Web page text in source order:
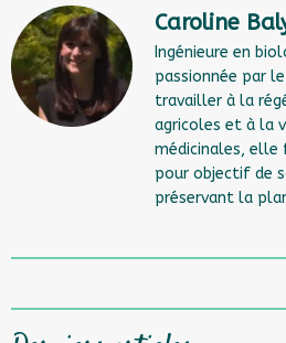
Caroline
Ingénieure en
passionnée par
travailler à la
agricoles et à la
médicinales, elle
pour objectif de
préservant la